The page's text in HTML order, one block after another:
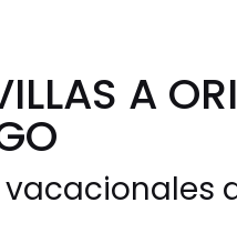
A
vacacionales